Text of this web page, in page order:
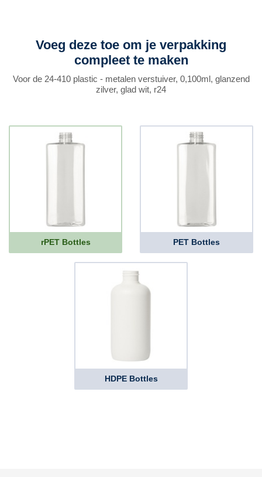
Voeg deze toe om je verpakking
compleet te maken
Voor de 24-410 plastic - metalen verstuiver, 0,100ml, glanzend
zilver, glad wit, r24
rPET Bottles PET Bottles
HDPE Bottles